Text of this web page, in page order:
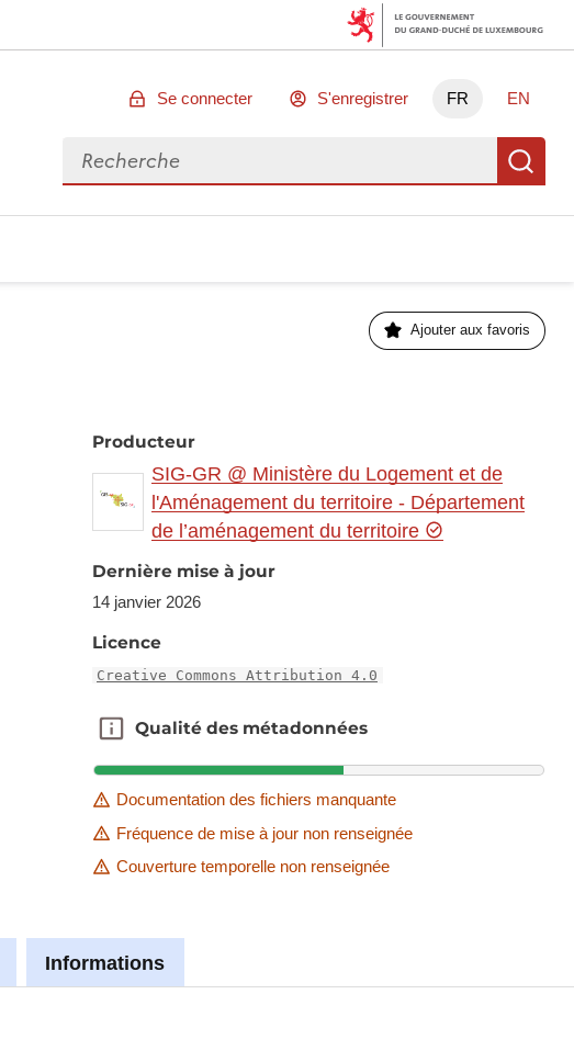
Se connecter S'enregistrer FR EN
Rechercher des données
Ajouter aux favoris
Producteur
SIG-GR @ Ministère du Logement et de
l'Aménagement du territoire - Département
de l’aménagement du territoire
Dernière mise à jour
14 janvier 2026
Licence
Creative Commons Attribution 4.0
Qualité des métadonnées
Qualité des métadonnées
Documentation des fichiers manquante
Fréquence de mise à jour non renseignée
Couverture temporelle non renseignée
Informations